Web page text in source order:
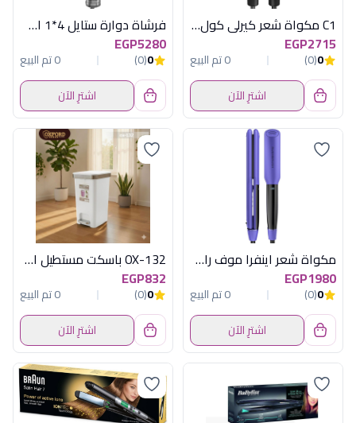
C1 مكواة شعر كيرلى كول اسود راش براش
EGP2715
0
(0)
0 تم البيع
اشترِ الآن
فرشاة دوارة ستايل 4*1 اسود راش براش
EGP5280
0
(0)
0 تم البيع
اشترِ الآن
مكواة شعر اينفرا موف راش براش
EGP1980
0
(0)
0 تم البيع
اشترِ الآن
OX-132 باسكت مستطيل اكسفورد
EGP832
0
(0)
0 تم البيع
اشترِ الآن